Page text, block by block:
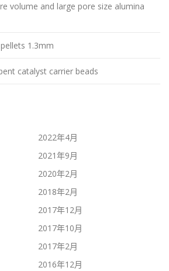
volume and large pore size alumina
1.3mm
catalyst carrier beads
2022年4月
2021年9月
2020年2月
2018年2月
2017年12月
2017年10月
2017年2月
2016年12月